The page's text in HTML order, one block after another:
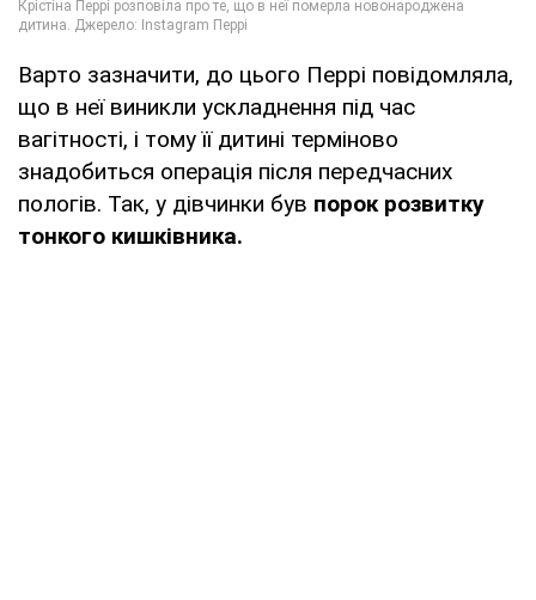
Варто зазначити, до цього Перрі повідомляла,
що в неї виникли ускладнення під час
вагітності, і тому її дитині терміново
знадобиться операція після передчасних
пологів. Так, у дівчинки був порок розвитку
тонкого кишківника.